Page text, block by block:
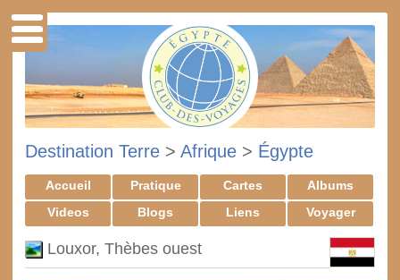
Destination Terre > Afrique > Égypte
Accueil Pratique Cartes
Albums
Videos
Blogs Liens Voyager
Louxor, Thèbes ouest